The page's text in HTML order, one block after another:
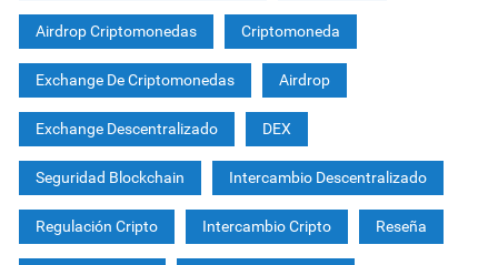
Airdrop Criptomonedas Criptomoneda
Exchange De Criptomonedas Airdrop
Exchange Descentralizado DEX
Seguridad Blockchain Intercambio Descentralizado
Regulación Cripto Intercambio Cripto Reseña